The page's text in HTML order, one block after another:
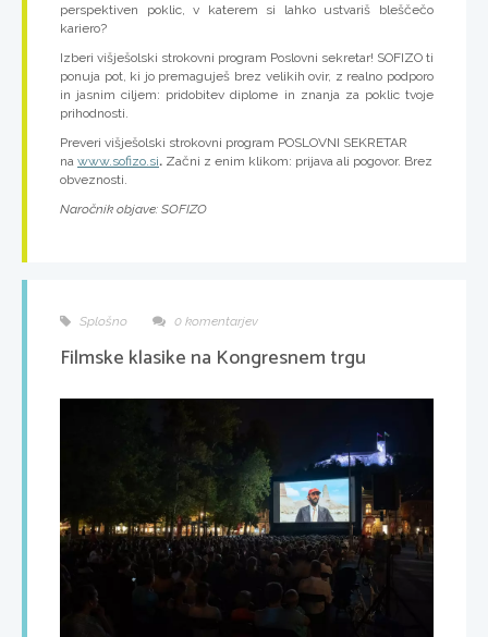
perspektiven poklic, v katerem si lahko ustvariš bleščečo
kariero?
Izberi višješolski strokovni program Poslovni sekretar! SOFIZO ti
ponuja pot, ki jo premaguješ brez velikih ovir, z realno podporo
in jasnim ciljem: pridobitev diplome in znanja za poklic tvoje
prihodnosti.
Preveri višješolski strokovni program POSLOVNI SEKRETAR
na www.sofizo.si. Začni z enim klikom: prijava ali pogovor. Brez
obveznosti.
Naročnik objave: SOFIZO
Splošno 0 komentarjev
Filmske klasike na Kongresnem trgu